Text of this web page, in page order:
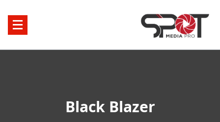
المحتوى
Black Blazer